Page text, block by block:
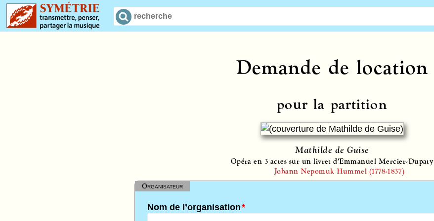
Demande de location
pour la partition
Mathilde de Guise
Opéra en 3 actes sur un livret d’Emmanuel Mercier-Dupaty
Johann Nepomuk Hummel (1778-1837)
Organisateur
*
Nom de l’organisation